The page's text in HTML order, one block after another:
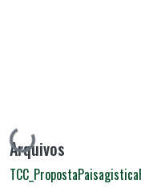
Carregando...
Arquivos